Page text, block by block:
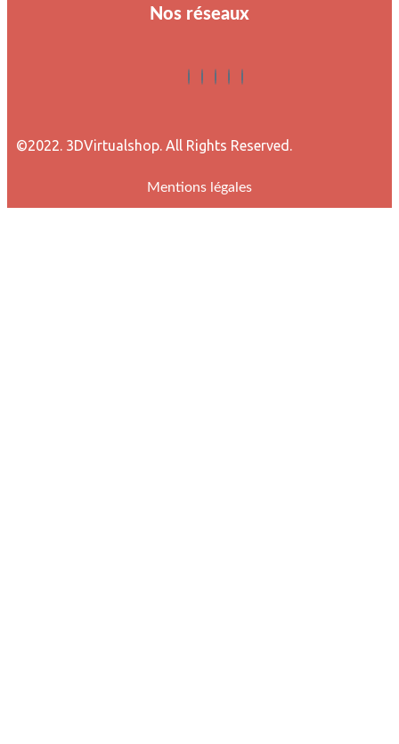
Nos réseaux
©2022. 3DVirtualshop. All Rights Reserved.
Mentions légales